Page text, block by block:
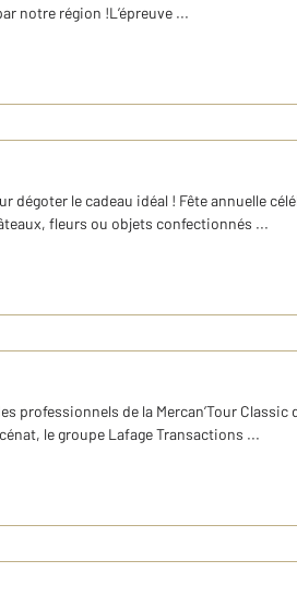
notre région !L’épreuve ...
dégoter le cadeau idéal ! Fête annuelle
fleurs ou objets confectionnés ...
professionnels de la Mercan’Tour Classic
le groupe Lafage Transactions ...